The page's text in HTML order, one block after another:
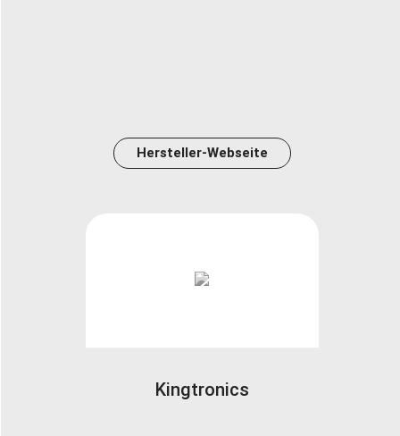
Hersteller-Webseite
Kingtronics